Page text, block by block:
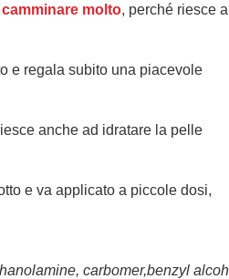
camminare molto, perché riesce a
e regala subito una piacevole
anche ad idratare la pelle
e va applicato a piccole dosi,
carbomer,benzyl